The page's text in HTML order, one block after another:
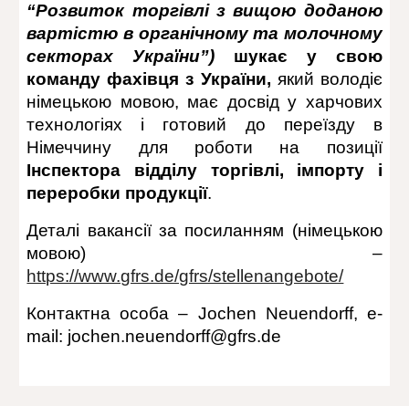
“Розвиток торгівлі з вищою доданою
вартістю в органічному та молочному
секторах України”) шукає у свою
команду фахівця з України, який володіє
німецькою мовою, має досвід у харчових
технологіях і готовий до переїзду в
Німеччину для роботи на позиції
Інспектора відділу торгівлі, імпорту і
переробки продукції.
Деталі вакансії за посиланням (німецькою
мовою) –
https://www.gfrs.de/gfrs/stellenangebote/
Контактна особа – Jochen Neuendorff, e-
mail: jochen.neuendorff@gfrs.de